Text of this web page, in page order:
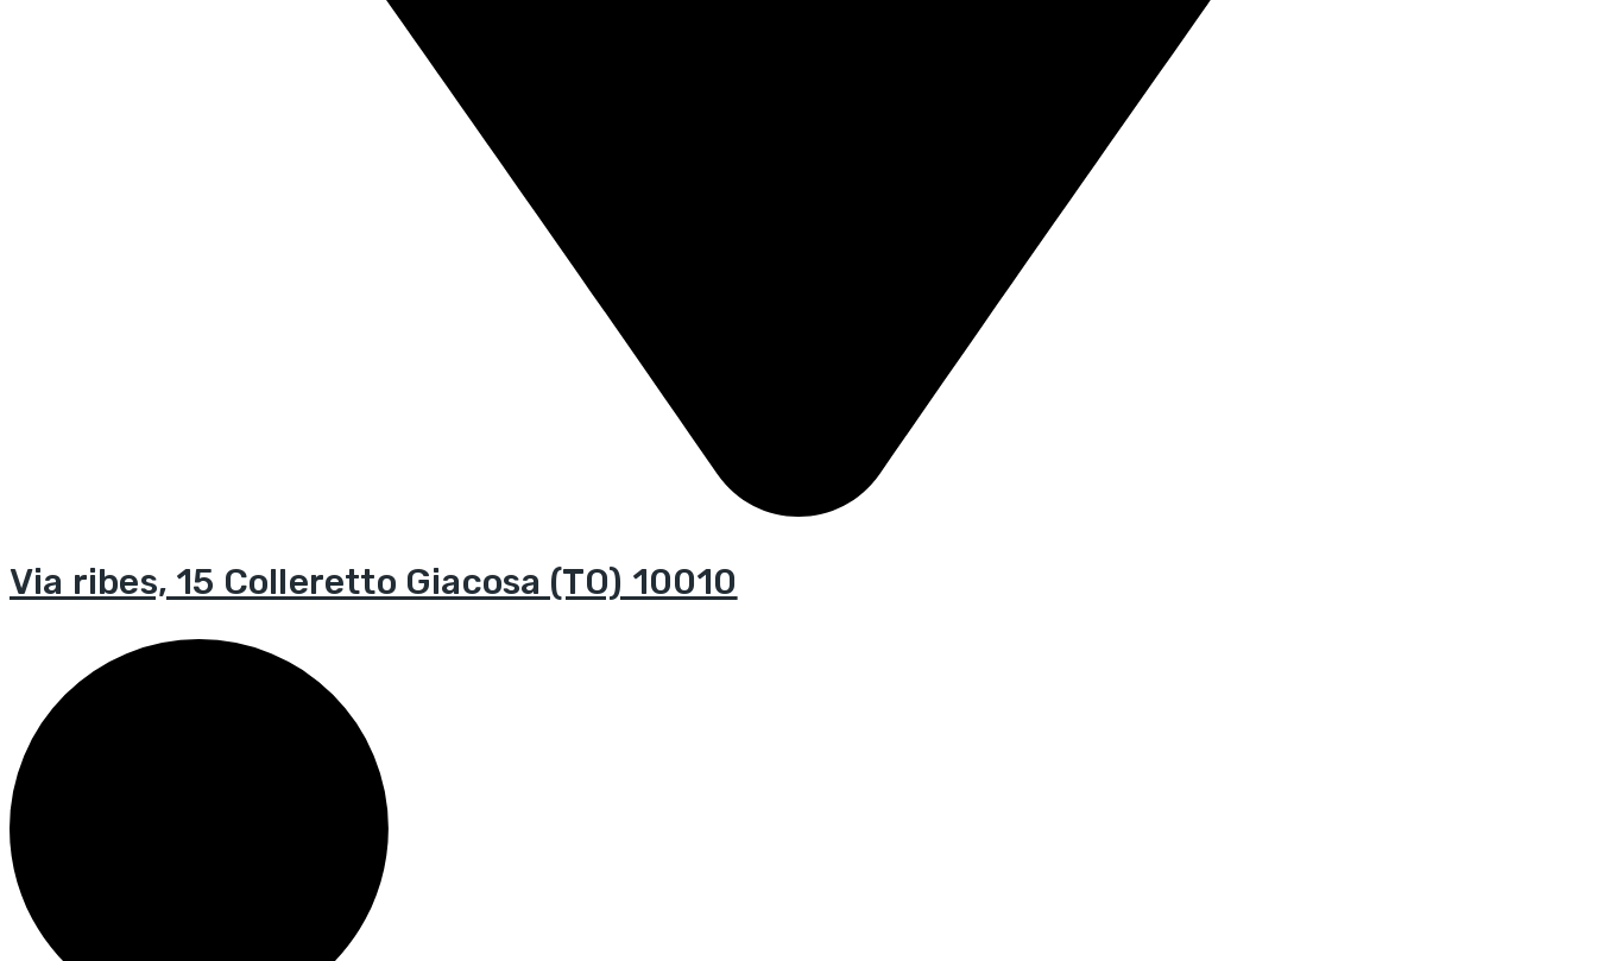
Via ribes, 15 Colleretto Giacosa (TO) 10010